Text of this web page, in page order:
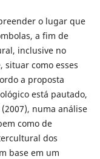
o lugar que
a fim de
inclusive no
situar como esses
a proposta
está pautado,
numa análise
como de
dos
base em um